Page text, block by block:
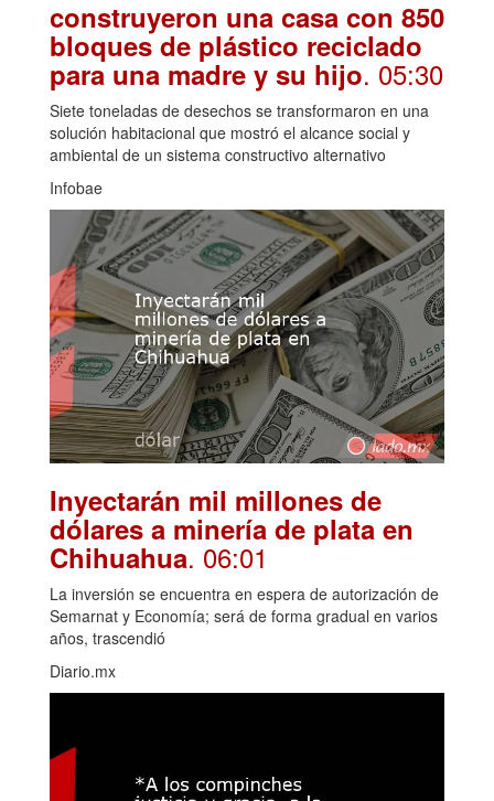
construyeron una casa con 850
bloques de plástico reciclado
para una madre y su hijo. 05:30
Siete toneladas de desechos se transformaron en una
solución habitacional que mostró el alcance social y
ambiental de un sistema constructivo alternativo
Infobae
Inyectarán mil millones de
dólares a minería de plata en
Chihuahua. 06:01
La inversión se encuentra en espera de autorización de
Semarnat y Economía; será de forma gradual en varios
años, trascendió
Diario.mx